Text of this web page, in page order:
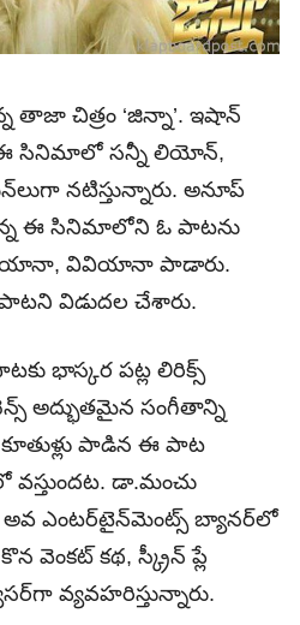
తాజా చిత్రం ‘జిన్నా’. ఇషాన్
ఈ సినిమాలో సన్నీ లియోన్‌,
నటిస్తున్నారు. అనూప్‌
ఈ సినిమాలోని ఓ పాటను
అరియానా, వివియానా పాడారు.
విడుదల చేశారు.
భాస్కర పట్ల లిరిక్స్‌
అద్భుతమైన సంగీతాన్ని
కూతుళ్లు పాడిన ఈ పాట
డా.మంచు
ఎంటర్‌టైన్‌మెంట్స్‌ బ్యానర్‌లో
వెంకట్‌ కథ, స్క్రీన్‌ ప్లే
వ్యవహరిస్తున్నారు.